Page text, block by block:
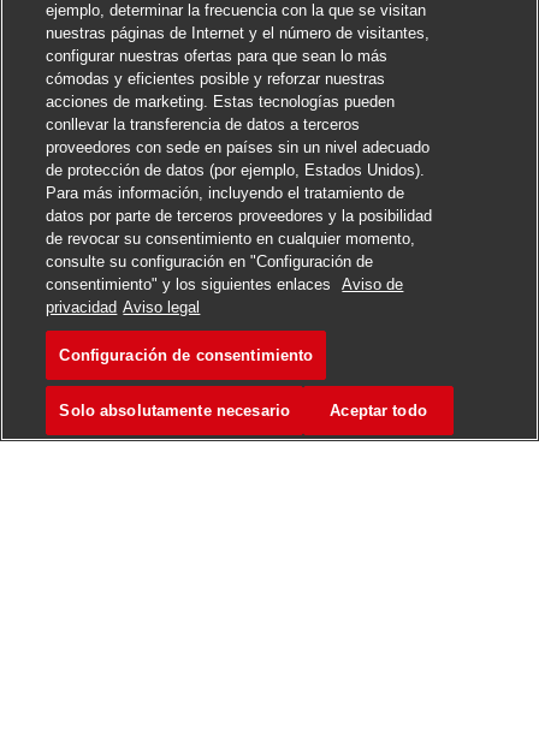
ejemplo, determinar la frecuencia con la que se visitan
nuestras páginas de Internet y el número de visitantes,
configurar nuestras ofertas para que sean lo más
cómodas y eficientes posible y reforzar nuestras
acciones de marketing. Estas tecnologías pueden
conllevar la transferencia de datos a terceros
proveedores con sede en países sin un nivel adecuado
de protección de datos (por ejemplo, Estados Unidos).
Para más información, incluyendo el tratamiento de
datos por parte de terceros proveedores y la posibilidad
de revocar su consentimiento en cualquier momento,
consulte su configuración en "Configuración de
consentimiento" y los siguientes enlaces
Aviso de
privacidad Aviso legal
Configuración de consentimiento
Solo absolutamente necesario Aceptar todo